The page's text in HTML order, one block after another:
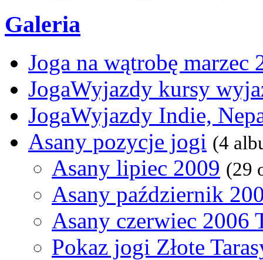
Galeria
Joga na wątrobę marzec
JogaWyjazdy kursy
JogaWyjazdy Indie,
Asany pozycje jogi (4
Asany lipiec 2009 (29
Asany październik
Asany czerwiec 2006
Pokaz jogi Złote